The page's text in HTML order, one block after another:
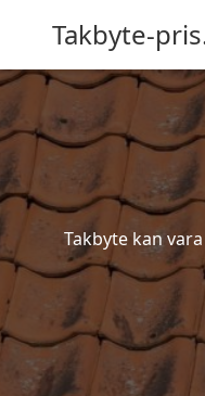
Takbyte-
Takbyte kan